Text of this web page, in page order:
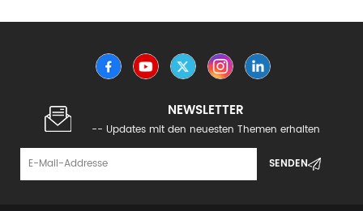
hergestellt wird.
NEWSLETTER
-- Updates mit den neuesten Themen erhalten